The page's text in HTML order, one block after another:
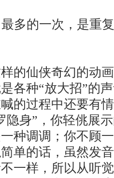
的一次，是重复
仙侠奇幻的动画
各种“放大招”的
的过程中还要有
隐身”，你轻佻展
种调调；你不顾
单的话，虽然发
一样，所以从听